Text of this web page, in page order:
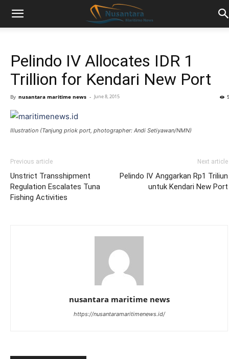
Pelindo IV Allocates IDR 1
Trillion for Kendari New Port
By nusantara maritime news - June 8, 2015
Illustration (Tanjung priok port, photographer: Andi Setiyawan/NMN)
Previous article
Unstrict Transshipment
Regulation Escalates Tuna
Fishing Activities
Next article
Pelindo IV Anggarkan Rp1 Triliun
untuk Kendari New Port
nusantara maritime news
https://nusantaramaritimenews.id/